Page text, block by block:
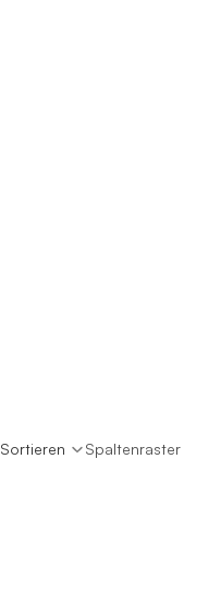
Sortieren Spaltenraster